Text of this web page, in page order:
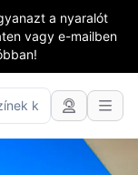
a nyaralót
vagy e-mailben